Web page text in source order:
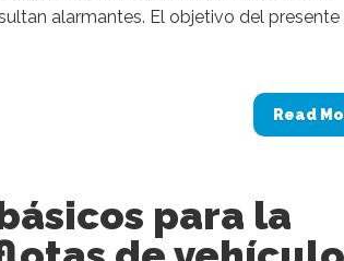
alarmantes. El objetivo del presente
Read
para la